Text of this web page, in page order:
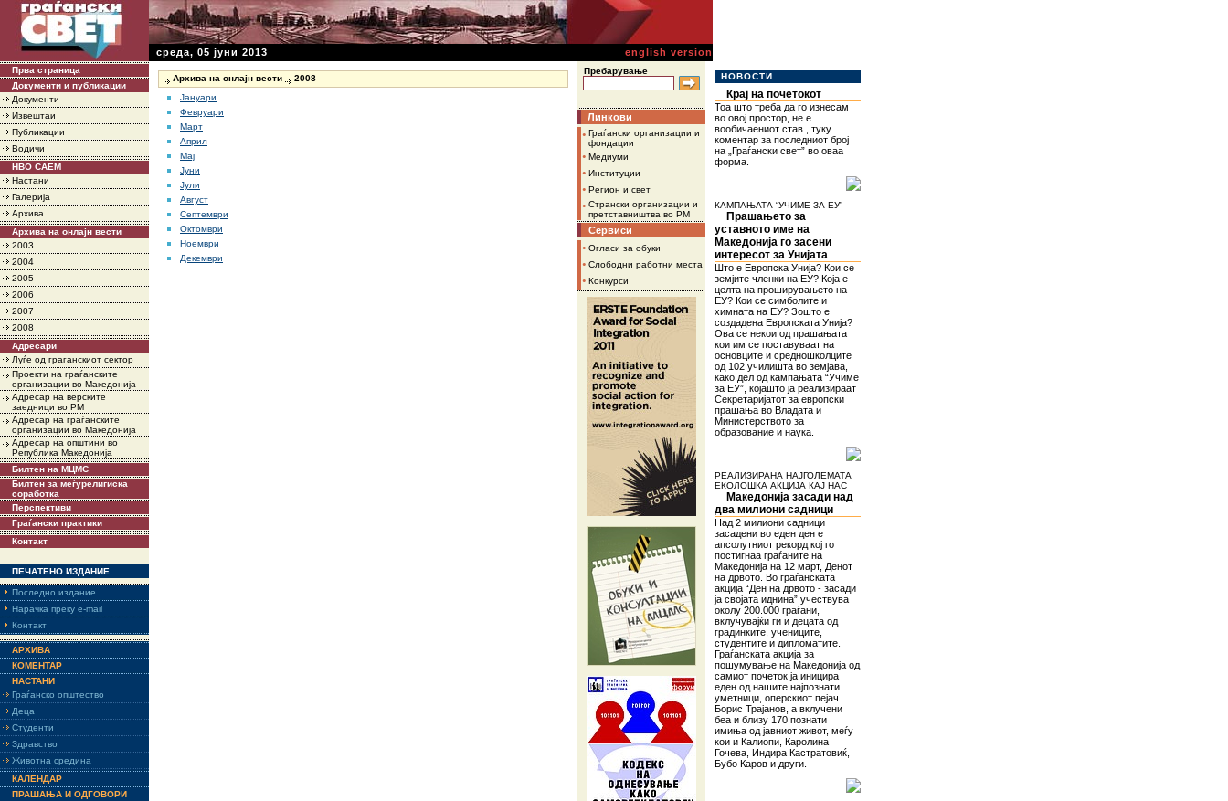
среда, 05 јуни 2013 english version
Прва страница
Документи и публикации
Документи
Извештаи
Публикации
Водичи
НВО САЕМ
Настани
Галерија
Архива
Архива на онлајн вести
2003
2004
2005
2006
2007
2008
Адресари
Луѓе од граганскиот сектор
Проекти на граѓанските
организации во Македонија
Адресар на верските
заедници во РМ
Адресар на граѓанските
организации во Македонија
Адресар на општини во
Република Македонија
Билтен на МЦМС
Билтен за меѓурелигиска
соработка
Перспективи
Граѓански практики
Контакт
ПЕЧАТЕНО ИЗДАНИЕ
Последно издание
Нарачка преку e-mail
Контакт
АРХИВА
КОМЕНТАР
НАСТАНИ
Граѓанско општество
Деца
Студенти
Здравство
Животна средина
КАЛЕНДАР
ПРАШАЊА И ОДГОВОРИ
Архива на онлајн вести
2008
Јануари
Февруари
Март
Април
Мај
Јуни
Јули
Август
Септември
Октомври
Ноември
Декември
Пребарување
Линкови
• Граѓански организации и
фондации
• Медиуми
• Институции
• Регион и свет
• Странски организации и
претставништва во РМ
Сервиси
• Огласи за обуки
• Слободни работни места
• Конкурси
НОВОСТИ
Крај на почетокот
Тоа што треба да го изнесам
во овој простор, не е
вообичаениот став , туку
коментар за последниот број
на „Граѓански свет” во оваа
форма.
КАМПАЊАТА “УЧИМЕ ЗА ЕУ”
Прашањето за
уставното име на
Македонија го засени
интересот за Унијата
Што е Европска Унија? Кои се
земјите членки на ЕУ? Која е
целта на проширувањето на
ЕУ? Кои се симболите и
химната на ЕУ? Зошто е
создадена Европската Унија?
Ова се некои од прашањата
кои им се поставуваат на
основците и средношколците
од 102 училишта во земјава,
како дел од кампањата “Учиме
за ЕУ”, којашто ја реализираат
Секретаријатот за европски
прашања во Владата и
Министерството за
образование и наука.
РЕАЛИЗИРАНА НАЈГОЛЕМАТА
ЕКОЛОШКА АКЦИЈА КАЈ НАС
Македонија засади над
два милиони садници
Над 2 милиони садници
засадени во еден ден е
апсолутниот рекорд кој го
постигнаа граѓаните на
Македонија на 12 март, Денот
на дрвото. Во граѓанската
акција “Ден на дрвото - засади
ја својата иднина” учествува
околу 200.000 граѓани,
вклучувајќи ги и децата од
градинките, учениците,
студентите и дипломатите.
Граѓанската акција за
пошумување на Македонија од
самиот почеток ја иницира
еден од нашите најпознати
уметници, оперскиот пејач
Борис Трајанов, а вклучени
беа и близу 170 познати
имиња од јавниот живот, меѓу
кои и Калиопи, Каролина
Гочева, Индира Кастратовиќ,
Бубо Каров и други.